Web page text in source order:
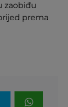
zaobiđu
prema